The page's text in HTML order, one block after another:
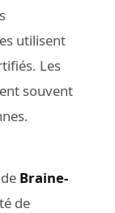
utilisent
Les
souvent
Braine-
de